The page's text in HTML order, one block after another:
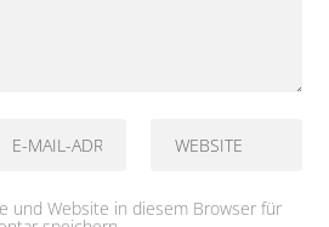
und Website in diesem Browser für